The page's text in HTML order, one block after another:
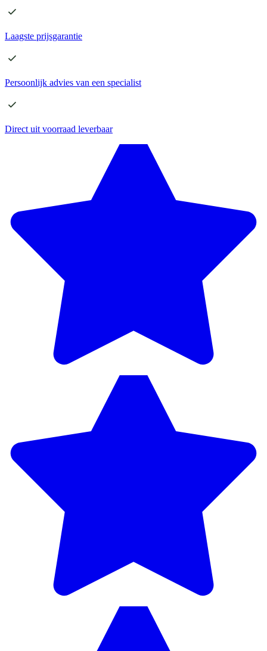
Laagste prijsgarantie
Persoonlijk advies van een specialist
Direct uit voorraad leverbaar